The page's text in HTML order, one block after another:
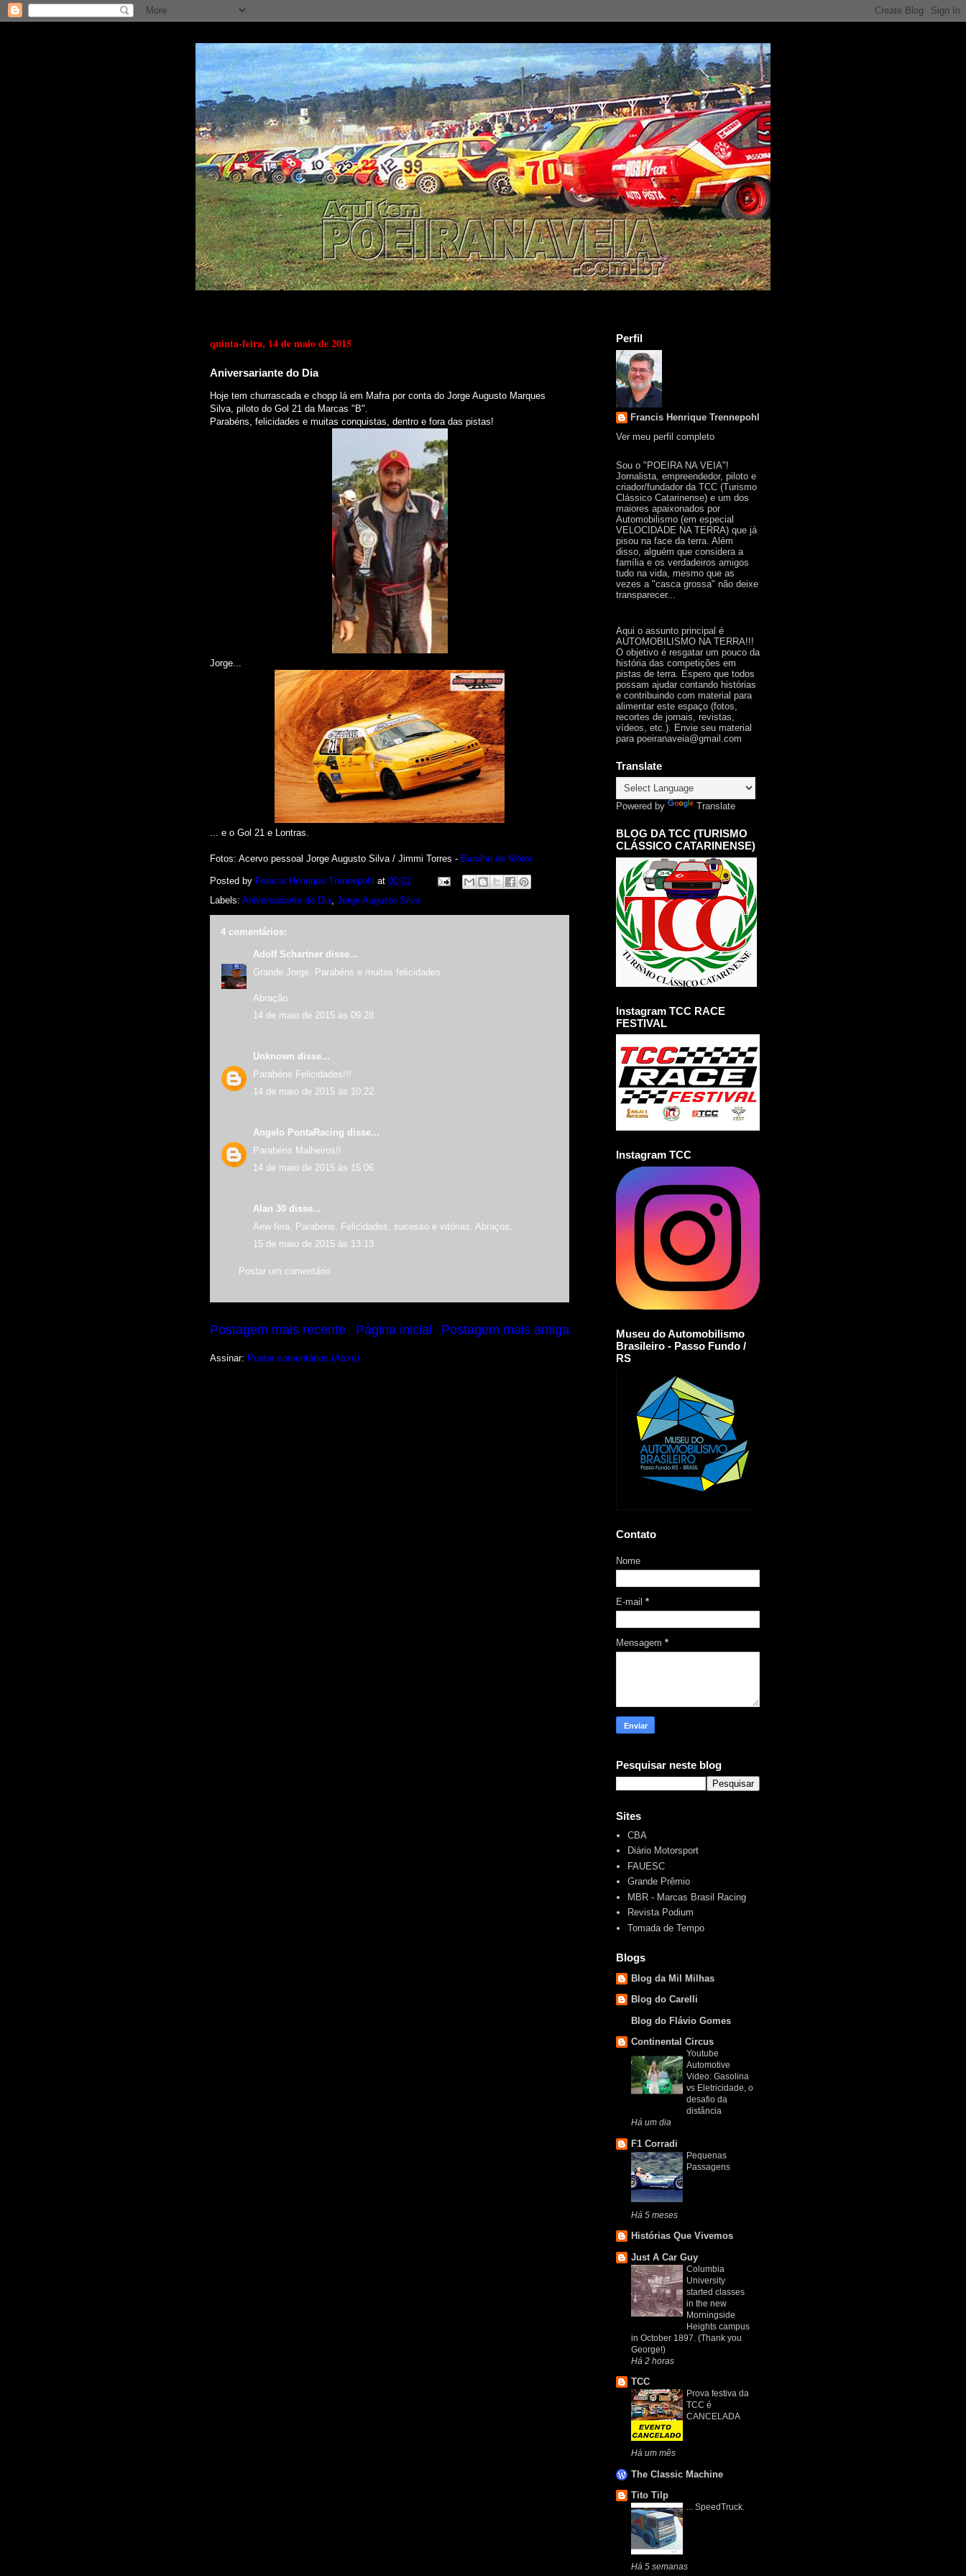
quinta-feira, 14 de maio de 2015
Aniversariante do Dia
Hoje tem churrascada e chopp lá em Mafra por conta do Jorge Augusto Marques
Silva, piloto do Gol 21 da Marcas "B".
Parabéns, felicidades e muitas conquistas, dentro e fora das pistas!
Jorge...
... e o Gol 21 e Lontras.
Fotos: Acervo pessoal Jorge Augusto Silva / Jimmi Torres - Barulho de Motor
Posted by Francis Henrique Trennepohl at 00:02
Labels: Aniversariante do Dia, Jorge Augusto Silva
4 comentários:
Adolf Schartner disse...
Grande Jorge. Parabéns e muitas felicidades.
Abração
14 de maio de 2015 às 09:28
Unknown disse...
Parabéns Felicidades!!!
14 de maio de 2015 às 10:22
Angelo PontaRacing disse...
Parabéns Malheiros!!
14 de maio de 2015 às 15:06
Alan 30 disse...
Aew fera. Parabéns. Felicidades, sucesso e vitórias. Abraços.
15 de maio de 2015 às 13:13
Postar um comentário
Postagem mais recente Postagem mais antiga
Página inicial
Assinar: Postar comentários (Atom)
Perfil
Francis Henrique Trennepohl
Ver meu perfil completo
Sou o "POEIRA NA VEIA"!
Jornalista, empreendedor, piloto e
criador/fundador da TCC (Turismo
Clássico Catarinense) e um dos
maiores apaixonados por
Automobilismo (em especial
VELOCIDADE NA TERRA) que já
pisou na face da terra. Além
disso, alguém que considera a
família e os verdadeiros amigos
tudo na vida, mesmo que as
vezes a "casca grossa" não deixe
transparecer...
Aqui o assunto principal é
AUTOMOBILISMO NA TERRA!!!
O objetivo é resgatar um pouco da
história das competições em
pistas de terra. Espero que todos
possam ajudar contando histórias
e contribuindo com material para
alimentar este espaço (fotos,
recortes de jornais, revistas,
vídeos, etc.). Envie seu material
para poeiranaveia@gmail.com
Translate
Powered by Translate
BLOG DA TCC (TURISMO
CLÁSSICO CATARINENSE)
Instagram TCC RACE
FESTIVAL
Instagram TCC
Museu do Automobilismo
Brasileiro - Passo Fundo /
RS
Contato
Nome
E-mail *
Mensagem *
Pesquisar neste blog
Sites
CBA
Diário Motorsport
FAUESC
Grande Prêmio
MBR - Marcas Brasil Racing
Revista Podium
Tomada de Tempo
Blogs
Blog da Mil Milhas
Blog do Carelli
Blog do Flávio Gomes
Continental Circus
Youtube
Automotive
Video: Gasolina
vs Eletricidade, o
desafio da
distância
Há um dia
F1 Corradi
Pequenas
Passagens
Há 5 meses
Histórias Que Vivemos
Just A Car Guy
Columbia
University
started classes
in the new
Morningside
Heights campus
in October 1897. (Thank you
George!)
Há 2 horas
TCC
Prova festiva da
TCC é
CANCELADA
Há um mês
The Classic Machine
Tito Tilp
... SpeedTruck.
Há 5 semanas